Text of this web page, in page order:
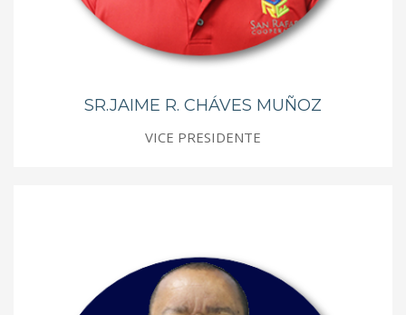
SR.JAIME R. CHÁVES MUÑOZ
VICE PRESIDENTE